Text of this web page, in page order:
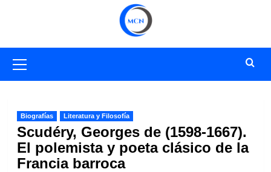
primario
Biografías Literatura y Filosofía
Scudéry, Georges de (1598-1667).
El polemista y poeta clásico de la
Francia barroca